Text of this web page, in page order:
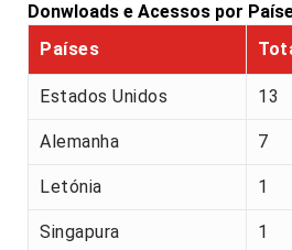
Donwloads e Acessos por
Países
Estados Unidos 13
Alemanha 7
Letónia 1
Singapura 1